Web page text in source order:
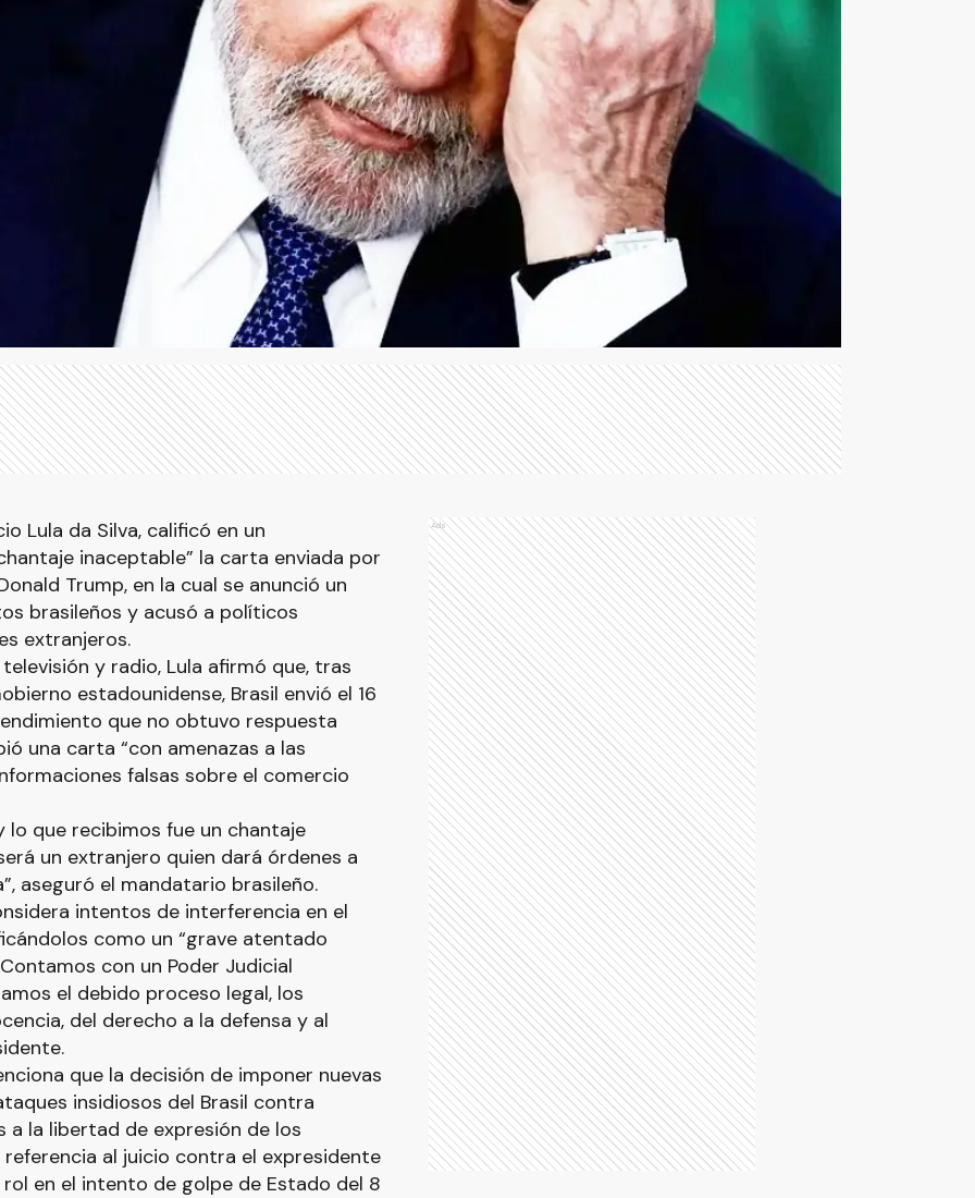
Lula da Silva, calificó en un
inaceptable” la carta enviada por
Trump, en la cual se anunció un
brasileños y acusó a políticos
extranjeros.
y radio, Lula afirmó que, tras
estadounidense, Brasil envió el 16
que no obtuvo respuesta
una carta “con amenazas a las
falsas sobre el comercio
lo que recibimos fue un chantaje
un extranjero quien dará órdenes a
aseguró el mandatario brasileño.
intentos de interferencia en el
como un “grave atentado
con un Poder Judicial
el debido proceso legal, los
del derecho a la defensa y al
que la decisión de imponer nuevas
insidiosos del Brasil contra
a la libertad de expresión de los
al juicio contra el expresidente
en el intento de golpe de Estado del 8
Ads